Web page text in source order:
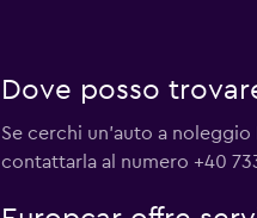
Dove posso
Se cerchi un'auto a noleggio
contattarla al numero +40